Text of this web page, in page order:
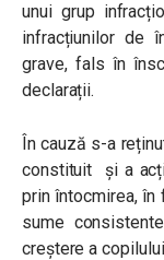
unui grup
infracțiunilor de
grave, fals în
declarații.
În cauză s-a
constituit și a
prin întocmirea, în
sume
creștere a